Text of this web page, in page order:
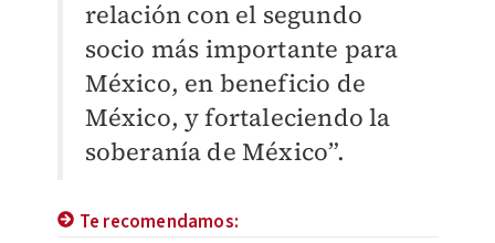
relación con el segundo
socio más importante para
México, en beneficio de
México, y fortaleciendo la
soberanía de México”.
Te recomendamos: